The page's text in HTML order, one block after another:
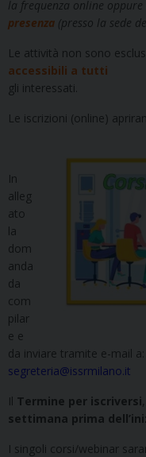
la frequenza online oppure
presenza (presso la sede
Le attività non sono
accessibili a tutti
gli interessati.
Le iscrizioni (online)
In
alleg
ato
la
dom
anda
da
com
pilar
e e
da inviare tramite e-mail a:
segreteria@issrmilano.it
Il Termine per iscriversi
settimana prima
I singoli corsi/webinar